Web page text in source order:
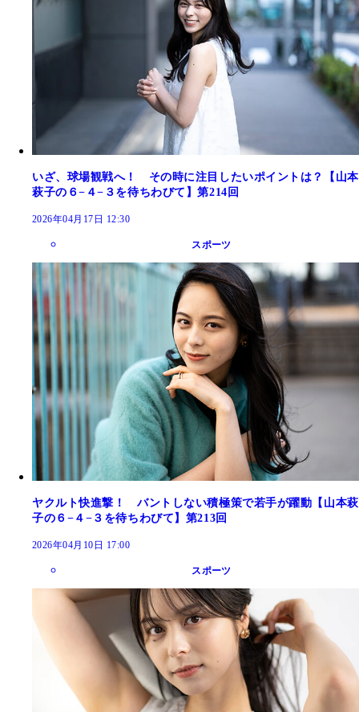
いざ、球場観戦へ！ その時に注目したいポイントは？【山本
萩子の６−４−３を待ちわびて】第214回
2026年04月17日 12:30
スポーツ
ヤクルト快進撃！ バントしない積極策で若手が躍動【山本萩
子の６−４−３を待ちわびて】第213回
2026年04月10日 17:00
スポーツ